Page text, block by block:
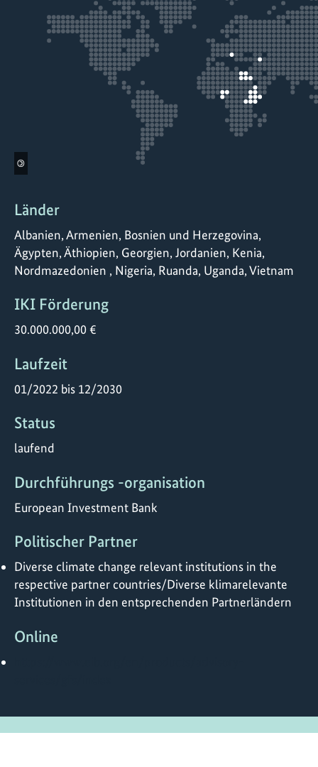
©
Länder
Albanien, Armenien, Bosnien und Herzegovina,
Ägypten, Äthiopien, Georgien, Jordanien, Kenia,
Nordmazedonien , Nigeria, Ruanda, Uganda, Vietnam
IKI Förderung
30.000.000,00 €
Laufzeit
01/2022 bis 12/2030
Status
laufend
Durchführungs -organisation
European Investment Bank
Politischer Partner
Diverse climate change relevant institutions in the
respective partner countries/Diverse klimarelevante
Institutionen in den entsprechenden Partnerländern
Online